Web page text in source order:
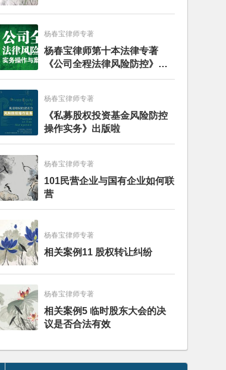
杨春宝律师专著
杨春宝律师第十本法律专著
《公司全程法律风险防控》出
版
杨春宝律师专著
《私募股权投资基金风险防控
操作实务》出版啦
杨春宝律师专著
101民营企业与国有企业如何联
营
杨春宝律师专著
相关案例11 股权转让纠纷
杨春宝律师专著
相关案例5 临时股东大会的决
议是否合法有效